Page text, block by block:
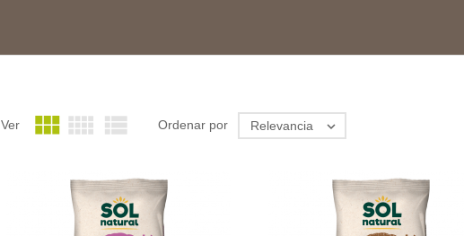
Ver    Ordenar por Relevancia 